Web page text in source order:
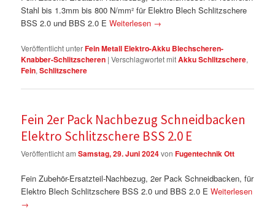
Stahl bis 1.3mm bis 800 N/mm² für Elektro Blech Schlitzschere
BSS 2.0 und BBS 2.0 EWeiterlesen →
Veröffentlicht unterFein Metall Elektro-Akku Blechscheren-
Knabber-Schlitzscheren |Verschlagwortet mitAkku Schlitzschere,
Fein,Schlitzschere
Fein 2er Pack Nachbezug Schneidbacken
Elektro Schlitzschere BSS 2.0 E
Veröffentlicht amSamstag, 29. Juni 2024vonFugentechnik Ott
Fein Zubehör-Ersatzteil-Nachbezug, 2er Pack Schneidbacken, für
Elektro Blech Schlitzschere BSS 2.0 und BBS 2.0 EWeiterlesen
→